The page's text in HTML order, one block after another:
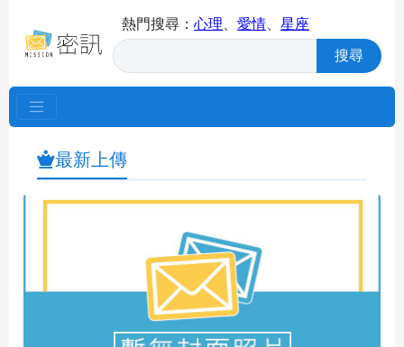
熱門搜尋： 心理 愛情 星座
搜尋
最新上傳